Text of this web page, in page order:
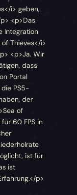
i> geben,
<p>Das
Integration
Thieves</i>
<p>Ja. Wir
dass
Portal
PS5-
der
of
60 FPS in
ist für
ist
p>